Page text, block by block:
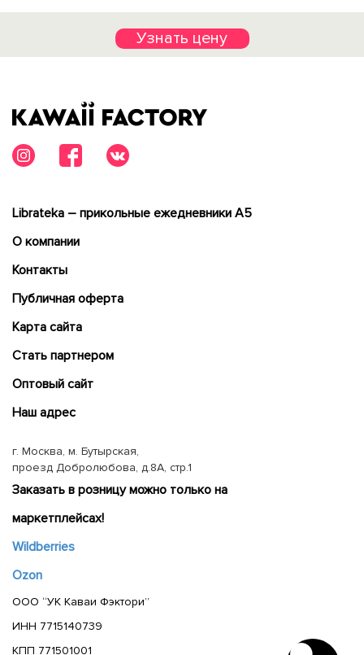
Узнать цену
Librateka – прикольные ежедневники А5
О компании
Контакты
Публичная оферта
Карта сайта
Cтать партнером
Оптовый сайт
Наш адрес
г. Москва, м. Бутырская,
проезд Добролюбова, д.8А, стр.1
Заказать в розницу можно только на
маркетплейсах!
Wildberries
Ozon
ООО “УК Каваи Фэктори”
ИНН 7715140739
КПП 771501001